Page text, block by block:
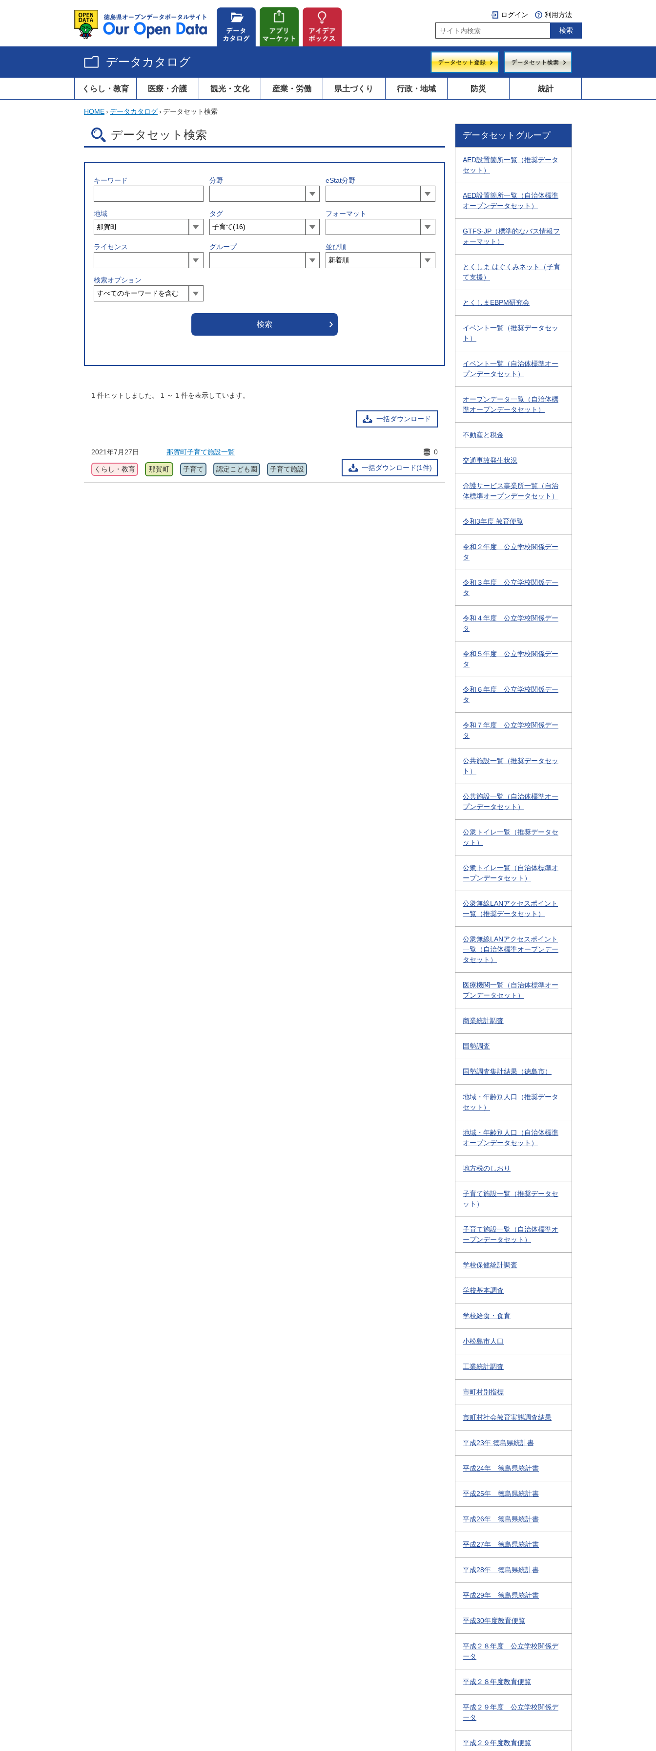
ログイン 利用方法
データカタログ
くらし・教育 医療・介護 観光・文化 産業・労働 県土づくり 行政・地域 防災 統計
HOME› データカタログ› データセット検索
データセット検索
キーワード 分野 eStat分野
地域 タグ フォーマット
ライセンス グループ 並び順
検索オプション
1 件ヒットしました。 1 ～ 1 件を表示しています。
一括ダウンロード
2021年7月27日
那賀町子育て施設一覧
一括ダウンロード(1件)
0
くらし・教育 那賀町 子育て 認定こども園 子育て施設
データセットグループ
AED設置箇所一覧（推奨データ
セット）
AED設置箇所一覧（自治体標準
オープンデータセット）
GTFS-JP（標準的なバス情報フ
ォーマット）
とくしま はぐくみネット（子育
て支援）
とくしまEBPM研究会
イベント一覧（推奨データセッ
ト）
イベント一覧（自治体標準オー
プンデータセット）
オープンデータ一覧（自治体標
準オープンデータセット）
不動産と税金
交通事故発生状況
介護サービス事業所一覧（自治
体標準オープンデータセット）
令和3年度 教育便覧
令和２年度 公立学校関係デー
タ
令和３年度 公立学校関係デー
タ
令和４年度 公立学校関係デー
タ
令和５年度 公立学校関係デー
タ
令和６年度 公立学校関係デー
タ
令和７年度 公立学校関係デー
タ
公共施設一覧（推奨データセッ
ト）
公共施設一覧（自治体標準オー
プンデータセット）
公衆トイレ一覧（推奨データセ
ット）
公衆トイレ一覧（自治体標準オ
ープンデータセット）
公衆無線LANアクセスポイント
一覧（推奨データセット）
公衆無線LANアクセスポイント
一覧（自治体標準オープンデー
タセット）
医療機関一覧（自治体標準オー
プンデータセット）
商業統計調査
国勢調査
国勢調査集計結果（徳島市）
地域・年齢別人口（推奨データ
セット）
地域・年齢別人口（自治体標準
オープンデータセット）
地方税のしおり
子育て施設一覧（推奨データセ
ット）
子育て施設一覧（自治体標準オ
ープンデータセット）
学校保健統計調査
学校基本調査
学校給食・食育
小松島市人口
工業統計調査
市町村別指標
市町村社会教育実態調査結果
平成23年 徳島県統計書
平成24年 徳島県統計書
平成25年 徳島県統計書
平成26年 徳島県統計書
平成27年 徳島県統計書
平成28年 徳島県統計書
平成29年 徳島県統計書
平成30年度教育便覧
平成２８年度 公立学校関係デ
ータ
平成２８年度教育便覧
平成２９年度 公立学校関係デ
ータ
平成２９年度教育便覧